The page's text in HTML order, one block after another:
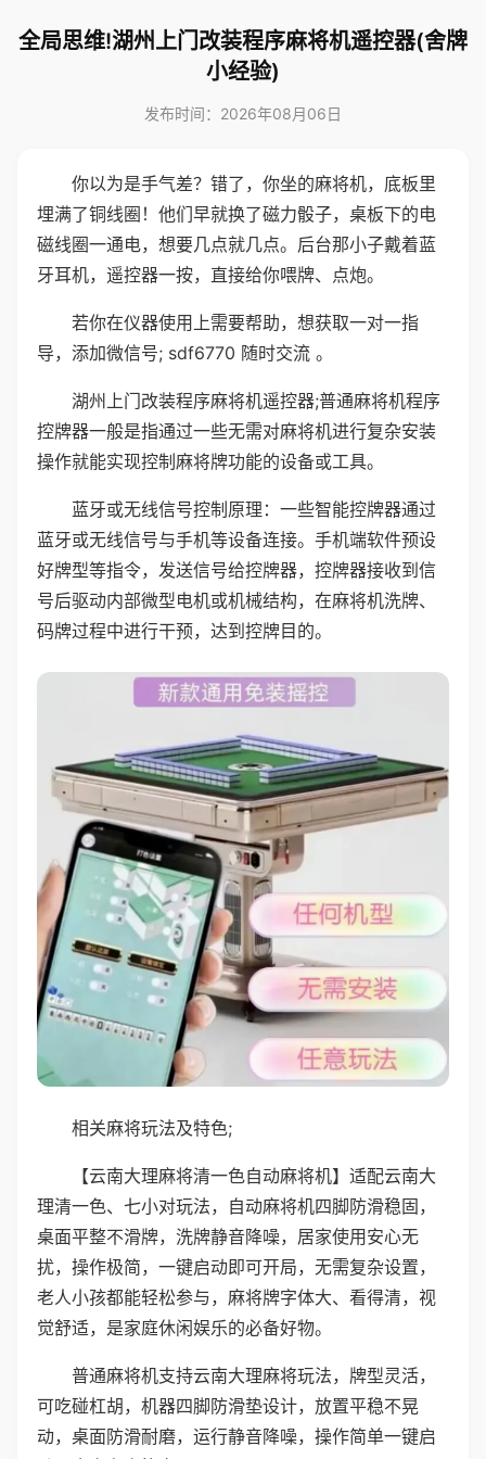
全局思维!湖州上门改装程序麻将机遥控器(舍牌
小经验)
发布时间：2026年08月06日
你以为是手气差？错了，你坐的麻将机，底板里
埋满了铜线圈！他们早就换了磁力骰子，桌板下的电
磁线圈一通电，想要几点就几点。后台那小子戴着蓝
牙耳机，遥控器一按，直接给你喂牌、点炮。
若你在仪器使用上需要帮助，想获取一对一指
导，添加微信号; sdf6770 随时交流 。
湖州上门改装程序麻将机遥控器;普通麻将机程序
控牌器一般是指通过一些无需对麻将机进行复杂安装
操作就能实现控制麻将牌功能的设备或工具。
蓝牙或无线信号控制原理：一些智能控牌器通过
蓝牙或无线信号与手机等设备连接。手机端软件预设
好牌型等指令，发送信号给控牌器，控牌器接收到信
号后驱动内部微型电机或机械结构，在麻将机洗牌、
码牌过程中进行干预，达到控牌目的。
相关麻将玩法及特色;
【云南大理麻将清一色自动麻将机】适配云南大
理清一色、七小对玩法，自动麻将机四脚防滑稳固，
桌面平整不滑牌，洗牌静音降噪，居家使用安心无
扰，操作极简，一键启动即可开局，无需复杂设置，
老人小孩都能轻松参与，麻将牌字体大、看得清，视
觉舒适，是家庭休闲娱乐的必备好物。
普通麻将机支持云南大理麻将玩法，牌型灵活，
可吃碰杠胡，机器四脚防滑垫设计，放置平稳不晃
动，桌面防滑耐磨，运行静音降噪，操作简单一键启